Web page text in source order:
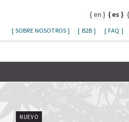
en es
SOBRE NOSOTROS B2B FAQ
NUEVO